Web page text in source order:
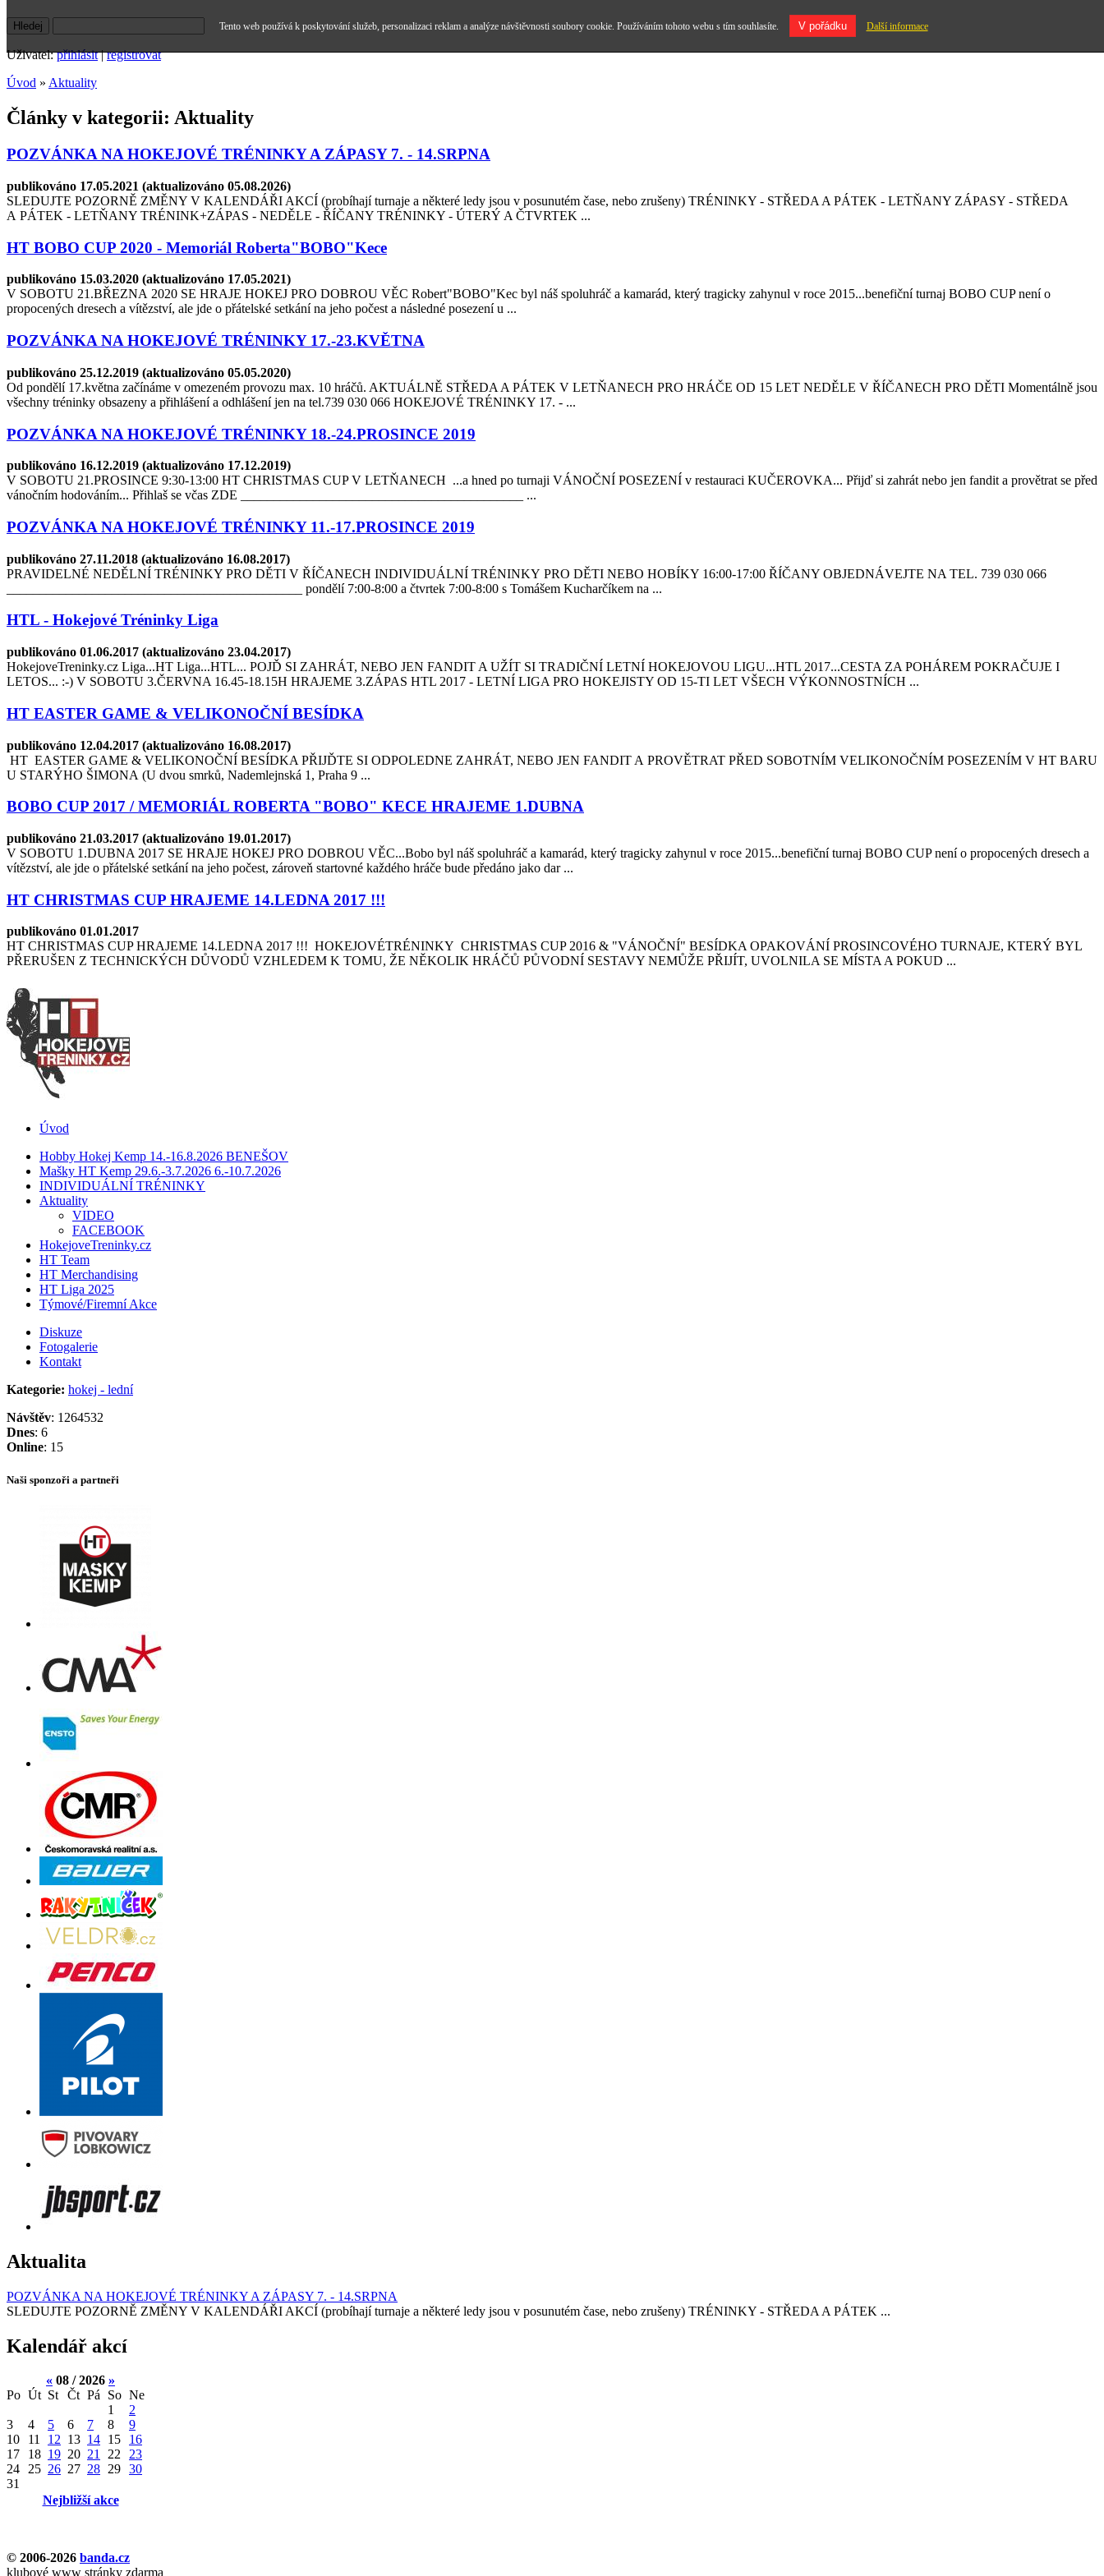
Uživatel:přihlásit|registrovat
Úvod » Aktuality
Články v kategorii: Aktuality
POZVÁNKA NA HOKEJOVÉ TRÉNINKY A ZÁPASY 7. - 14.SRPNA
publikováno 17.05.2021 (aktualizováno 05.08.2026)
SLEDUJTE POZORNĚ ZMĚNY V KALENDÁŘI AKCÍ (probíhají turnaje a některé ledy jsou v posunutém čase, nebo zrušeny) TRÉNINKY - STŘEDA A PÁTEK - LETŇANY ZÁPASY - STŘEDA
A PÁTEK - LETŇANY TRÉNINK+ZÁPAS - NEDĚLE - ŘÍČANY TRÉNINKY - ÚTERÝ A ČTVRTEK ...
HT BOBO CUP 2020 - Memoriál Roberta"BOBO"Kece
publikováno 15.03.2020 (aktualizováno 17.05.2021)
V SOBOTU 21.BŘEZNA 2020 SE HRAJE HOKEJ PRO DOBROU VĚC Robert"BOBO"Kec byl náš spoluhráč a kamarád, který tragicky zahynul v roce 2015...benefiční turnaj BOBO CUP není o
propocených dresech a vítězství, ale jde o přátelské setkání na jeho počest a následné posezení u ...
POZVÁNKA NA HOKEJOVÉ TRÉNINKY 17.-23.KVĚTNA
publikováno 25.12.2019 (aktualizováno 05.05.2020)
Od pondělí 17.května začínáme v omezeném provozu max. 10 hráčů. AKTUÁLNĚ STŘEDA A PÁTEK V LETŇANECH PRO HRÁČE OD 15 LET NEDĚLE V ŘÍČANECH PRO DĚTI Momentálně jsou
všechny tréninky obsazeny a přihlášení a odhlášení jen na tel.739 030 066 HOKEJOVÉ TRÉNINKY 17. - ...
POZVÁNKA NA HOKEJOVÉ TRÉNINKY 18.-24.PROSINCE 2019
publikováno 16.12.2019 (aktualizováno 17.12.2019)
V SOBOTU 21.PROSINCE 9:30-13:00 HT CHRISTMAS CUP V LETŇANECH ...a hned po turnaji VÁNOČNÍ POSEZENÍ v restauraci KUČEROVKA... Přijď si zahrát nebo jen fandit a provětrat se před
vánočním hodováním... Přihlaš se včas ZDE ___________________________________________ ...
POZVÁNKA NA HOKEJOVÉ TRÉNINKY 11.-17.PROSINCE 2019
publikováno 27.11.2018 (aktualizováno 16.08.2017)
PRAVIDELNÉ NEDĚLNÍ TRÉNINKY PRO DĚTI V ŘÍČANECH INDIVIDUÁLNÍ TRÉNINKY PRO DĚTI NEBO HOBÍKY 16:00-17:00 ŘÍČANY OBJEDNÁVEJTE NA TEL. 739 030 066
_____________________________________________ pondělí 7:00-8:00 a čtvrtek 7:00-8:00 s Tomášem Kucharčíkem na ...
HTL - Hokejové Tréninky Liga
publikováno 01.06.2017 (aktualizováno 23.04.2017)
HokejoveTreninky.cz Liga...HT Liga...HTL... POJĎ SI ZAHRÁT, NEBO JEN FANDIT A UŽÍT SI TRADIČNÍ LETNÍ HOKEJOVOU LIGU...HTL 2017...CESTA ZA POHÁREM POKRAČUJE I
LETOS... :-) V SOBOTU 3.ČERVNA 16.45-18.15H HRAJEME 3.ZÁPAS HTL 2017 - LETNÍ LIGA PRO HOKEJISTY OD 15-TI LET VŠECH VÝKONNOSTNÍCH ...
HT EASTER GAME & VELIKONOČNÍ BESÍDKA
publikováno 12.04.2017 (aktualizováno 16.08.2017)
HT EASTER GAME & VELIKONOČNÍ BESÍDKA PŘIJĎTE SI ODPOLEDNE ZAHRÁT, NEBO JEN FANDIT A PROVĚTRAT PŘED SOBOTNÍM VELIKONOČNÍM POSEZENÍM V HT BARU
U STARÝHO ŠIMONA (U dvou smrků, Nademlejnská 1, Praha 9 ...
BOBO CUP 2017 / MEMORIÁL ROBERTA "BOBO" KECE HRAJEME 1.DUBNA
publikováno 21.03.2017 (aktualizováno 19.01.2017)
V SOBOTU 1.DUBNA 2017 SE HRAJE HOKEJ PRO DOBROU VĚC...Bobo byl náš spoluhráč a kamarád, který tragicky zahynul v roce 2015...benefiční turnaj BOBO CUP není o propocených dresech a
vítězství, ale jde o přátelské setkání na jeho počest, zároveň startovné každého hráče bude předáno jako dar ...
HT CHRISTMAS CUP HRAJEME 14.LEDNA 2017 !!!
publikováno 01.01.2017
HT CHRISTMAS CUP HRAJEME 14.LEDNA 2017 !!! HOKEJOVÉTRÉNINKY CHRISTMAS CUP 2016 & "VÁNOČNÍ" BESÍDKA OPAKOVÁNÍ PROSINCOVÉHO TURNAJE, KTERÝ BYL
PŘERUŠEN Z TECHNICKÝCH DŮVODŮ VZHLEDEM K TOMU, ŽE NĚKOLIK HRÁČŮ PŮVODNÍ SESTAVY NEMŮŽE PŘIJÍT, UVOLNILA SE MÍSTA A POKUD ...
Úvod
Hobby Hokej Kemp 14.-16.8.2026 BENEŠOV
Mašky HT Kemp 29.6.-3.7.2026 6.-10.7.2026
INDIVIDUÁLNÍ TRÉNINKY
Aktuality
VIDEO
FACEBOOK
HokejoveTreninky.cz
HT Team
HT Merchandising
HT Liga 2025
Týmové/Firemní Akce
Diskuze
Fotogalerie
Kontakt
Kategorie: hokej - lední
Návštěv: 1264532
Dnes: 6
Online: 15
Naši sponzoři a partneři
Aktualita
POZVÁNKA NA HOKEJOVÉ TRÉNINKY A ZÁPASY 7. - 14.SRPNA
SLEDUJTE POZORNĚ ZMĚNY V KALENDÁŘI AKCÍ (probíhají turnaje a některé ledy jsou v posunutém čase, nebo zrušeny) TRÉNINKY - STŘEDA A PÁTEK ...
Kalendář akcí
« 08 / 2026 »
Po Út St Čt Pá So Ne
1
2
3
4 5 6 7 8
9
10
11 12 13 14 15
16
17
18 19 20 21 22 23
24 25 26 27 28 29 30
31
Nejbližší akce
© 2006-2026 banda.cz
klubové www stránky zdarma
Tento web používá k poskytování služeb, personalizaci reklam a analýze návštěvnosti soubory cookie. Používáním tohoto webu s tím souhlasíte. V pořádku Další informace